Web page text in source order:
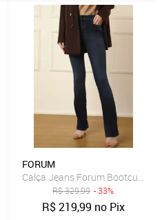
Azul-Marinho
FORUM
Calça Jeans Forum Bootcut
R$329,99 - 33%
R$219,99 no Pix